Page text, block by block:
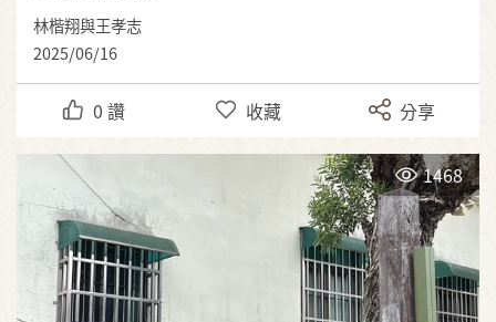
林楷翔與王孝志
2025/06/16
0 讚 收藏 分享
1468